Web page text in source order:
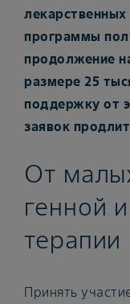
программы
продолжение
размере 25
поддержку от
заявок
От
генной
терапии
Принять